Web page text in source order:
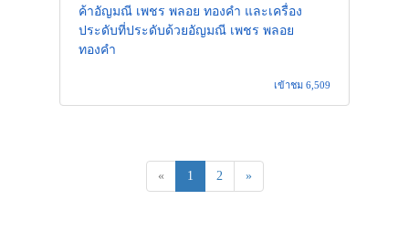
ค้าอัญมณี เพชร พลอย ทองคำ และเครื่อง
ประดับที่ประดับด้วยอัญมณี เพชร พลอย
ทองคำ
เข้าชม 6,509
« 1 2 »